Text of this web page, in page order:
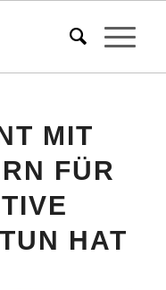
MIT
FÜR
HAT